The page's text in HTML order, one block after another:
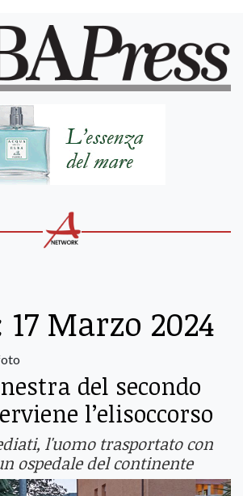
17 Marzo 2024
del secondo
l’elisoccorso
l'uomo trasportato con
ospedale del continente